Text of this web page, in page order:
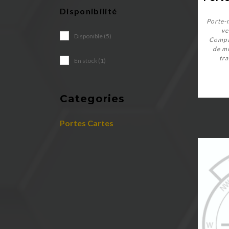
Disponibilité
Disponible (5)
En stock (1)
Categories
Portes Cartes
Porte-
de